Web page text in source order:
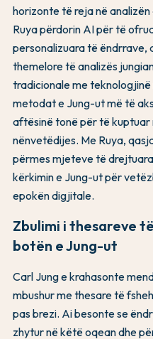
horizonte të reja në
Ruya përdorin AI për të
personalizuara të ëndrrave,
themelore të analizës
tradicionale me
metodat e Jung-ut më të
aftësinë tonë për të
nënvetëdijes. Me Ruya,
përmes mjeteve të
kërkimin e Jung-ut për
epokën digjitale.
Zbulimi i thesareve
botën e Jung-ut
Carl Jung e krahasonte
mbushur me thesare të
pas brezi. Ai besonte se
zhytur në këtë oqean dhe